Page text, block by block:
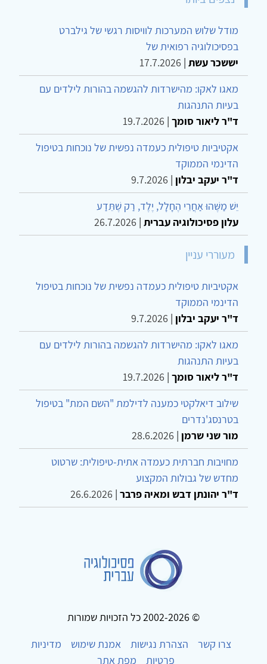
מודל שלוש המערכות לוויסות רגשי של גילברט
בפסיכולוגיה רפואית של
יששכר עשת|
17.7.2026
מאגו לאקו: מהישרדות להגשמה בהורות לילדים עם
בעיות התנהגות
ד"ר ליאור סומך|
19.7.2026
אקטיביות טיפולית כעמדה נפשית של נוכחות בטיפול
הדינמי הממוקד
ד"ר יעקב יבלון|
9.7.2026
יֵשׁ מַשֶּׁהוּ אַחֲרֵי הֶחָלָל, יֶלֶד, רַק שֶׁתֵּדַע
עלון פסיכולוגיה עברית |
26.7.2026
אקטיביות טיפולית כעמדה נפשית של נוכחות בטיפול
הדינמי הממוקד
ד"ר יעקב יבלון|
9.7.2026
מאגו לאקו: מהישרדות להגשמה בהורות לילדים עם
ד"ר ליאור סומך|
19.7.2026